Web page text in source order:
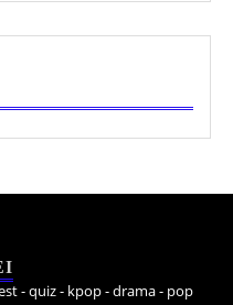
- quiz - kpop - drama - pop